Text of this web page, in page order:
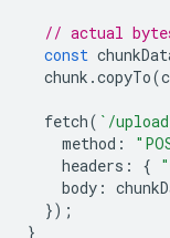
// actual
const
chunk .copyTo(
fetch( `/
method :
headers : {
body :
});
}